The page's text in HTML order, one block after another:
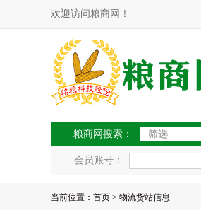
欢迎访问粮商网！
粮商网搜索：
会员账号：
当前位置： 首页 > 物流货站信息